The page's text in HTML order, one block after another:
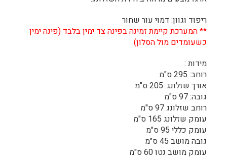
ריפוד וגוון: דמוי עור שחור
** המערכת קיימת זמינה בפינה צד ימין בלבד (פינה ימין
כשעומדים מול הסלון)
מידות :
רוחב: 295 ס"מ
אורך שזלונג: 205 ס"מ
גובה: 97 ס"מ
רוחב שזלונג 97 ס"מ
עומק שזלונג 165 ס"מ
עומק כללי 95 ס"מ
גובה מושב 45 ס"מ
עומק מושב נטו 60 ס"מ